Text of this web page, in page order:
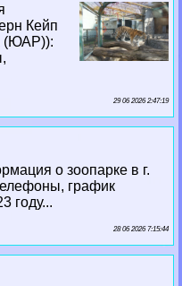
Кейп
(ЮАР)):
29 06 2026 2:47:19
о зоопарке в г.
график
году...
28 06 2026 7:15:44